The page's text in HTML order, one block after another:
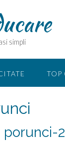
simpli
TOP
porunci-2